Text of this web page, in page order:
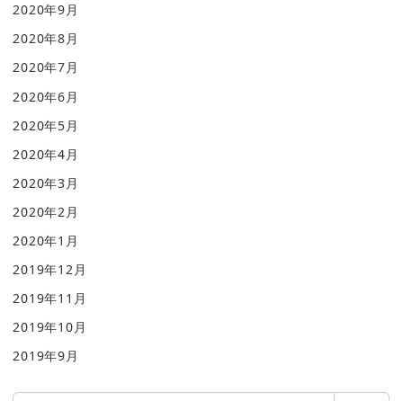
2020年9月
2020年8月
2020年7月
2020年6月
2020年5月
2020年4月
2020年3月
2020年2月
2020年1月
2019年12月
2019年11月
2019年10月
2019年9月